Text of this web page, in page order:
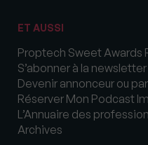
ET AUSSI
Proptech Sweet Awards
S’abonner à la newsletter
Devenir annonceur ou
Réserver Mon Podcast
L’Annuaire des
Archives